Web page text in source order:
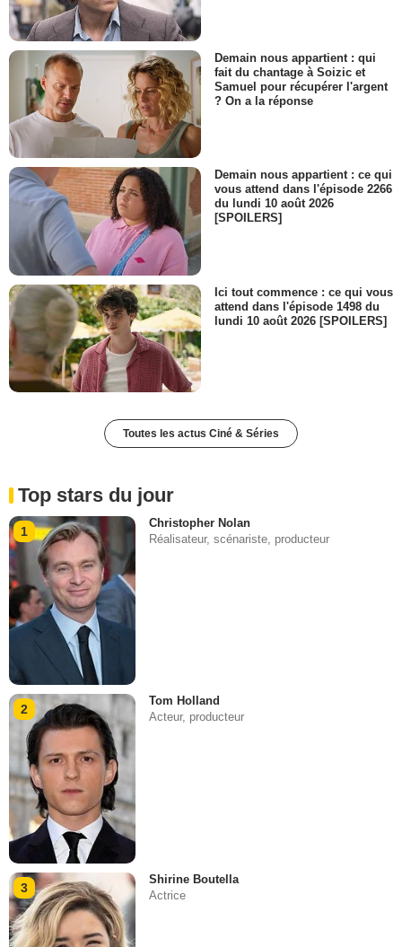
Demain nous appartient : qui
fait du chantage à Soizic et
Samuel pour récupérer l'argent
? On a la réponse
Demain nous appartient : ce qui
vous attend dans l'épisode 2266
du lundi 10 août 2026
[SPOILERS]
Ici tout commence : ce qui vous
attend dans l'épisode 1498 du
lundi 10 août 2026 [SPOILERS]
Toutes les actus Ciné & Séries
Top stars du jour
1
Christopher Nolan
Réalisateur, scénariste, producteur
2
Tom Holland
Acteur, producteur
3
Shirine Boutella
Actrice